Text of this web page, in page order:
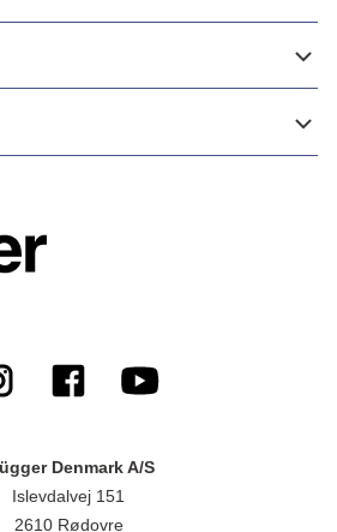
Denmark A/S
Islevdalvej 151
2610 Rødovre